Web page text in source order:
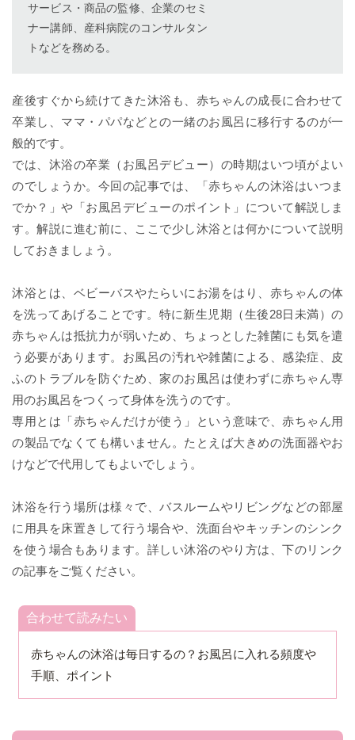
サービス・商品の監修、企業のセミ
ナー講師、産科病院のコンサルタン
トなどを務める。
産後すぐから続けてきた沐浴も、赤ちゃんの成長に合わせて
卒業し、ママ・パパなどとの一緒のお風呂に移行するのが一
般的です。
では、沐浴の卒業（お風呂デビュー）の時期はいつ頃がよい
のでしょうか。今回の記事では、「赤ちゃんの沐浴はいつま
でか？」や「お風呂デビューのポイント」について解説しま
す。解説に進む前に、ここで少し沐浴とは何かについて説明
しておきましょう。
沐浴とは、ベビーバスやたらいにお湯をはり、赤ちゃんの体
を洗ってあげることです。特に新生児期（生後28日未満）の
赤ちゃんは抵抗力が弱いため、ちょっとした雑菌にも気を遣
う必要があります。お風呂の汚れや雑菌による、感染症、皮
ふのトラブルを防ぐため、家のお風呂は使わずに赤ちゃん専
用のお風呂をつくって身体を洗うのです。
専用とは「赤ちゃんだけが使う」という意味で、赤ちゃん用
の製品でなくても構いません。たとえば大きめの洗面器やお
けなどで代用してもよいでしょう。
沐浴を行う場所は様々で、バスルームやリビングなどの部屋
に用具を床置きして行う場合や、洗面台やキッチンのシンク
を使う場合もあります。詳しい沐浴のやり方は、下のリンク
の記事をご覧ください。
合わせて読みたい
赤ちゃんの沐浴は毎日するの？お風呂に入れる頻度や
手順、ポイント